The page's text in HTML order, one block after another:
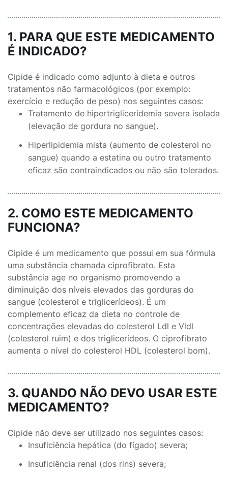
1. PARA QUE ESTE MEDICAMENTO
É INDICADO?
Cipide é indicado como adjunto à dieta e outros
tratamentos não farmacológicos (por exemplo:
exercício e redução de peso) nos seguintes casos:
Tratamento de hipertrigliceridemia severa isolada
(elevação de gordura no sangue).
Hiperlipidemia mista (aumento de colesterol no
sangue) quando a estatina ou outro tratamento
eficaz são contraindicados ou não são tolerados.
2. COMO ESTE MEDICAMENTO
FUNCIONA?
Cipide é um medicamento que possui em sua fórmula
uma substância chamada ciprofibrato. Esta
substância age no organismo promovendo a
diminuição dos níveis elevados das gorduras do
sangue (colesterol e triglicerídeos). É um
complemento eficaz da dieta no controle de
concentrações elevadas do colesterol Ldl e Vldl
(colesterol ruim) e dos triglicerídeos. O ciprofibrato
aumenta o nível do colesterol HDL (colesterol bom).
3. QUANDO NÃO DEVO USAR ESTE
MEDICAMENTO?
Cipide não deve ser utilizado nos seguintes casos:
Insuficiência hepática (do fígado) severa;
Insuficiência renal (dos rins) severa;